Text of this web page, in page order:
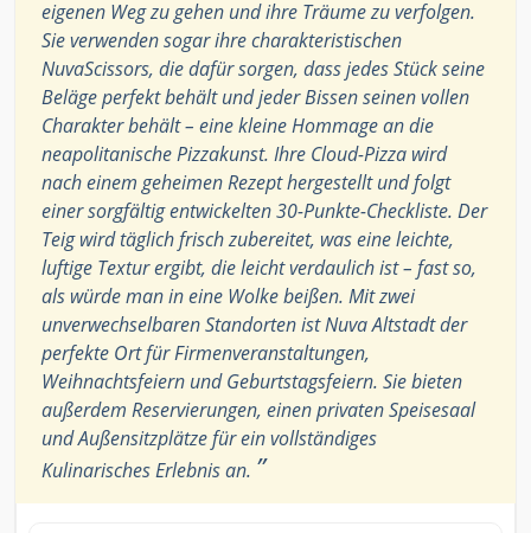
eigenen Weg zu gehen und ihre Träume zu verfolgen.
Sie verwenden sogar ihre charakteristischen
NuvaScissors, die dafür sorgen, dass jedes Stück seine
Beläge perfekt behält und jeder Bissen seinen vollen
Charakter behält – eine kleine Hommage an die
neapolitanische Pizzakunst. Ihre Cloud-Pizza wird
nach einem geheimen Rezept hergestellt und folgt
einer sorgfältig entwickelten 30-Punkte-Checkliste. Der
Teig wird täglich frisch zubereitet, was eine leichte,
luftige Textur ergibt, die leicht verdaulich ist – fast so,
als würde man in eine Wolke beißen. Mit zwei
unverwechselbaren Standorten ist Nuva Altstadt der
perfekte Ort für Firmenveranstaltungen,
Weihnachtsfeiern und Geburtstagsfeiern. Sie bieten
außerdem Reservierungen, einen privaten Speisesaal
und Außensitzplätze für ein vollständiges
Kulinarisches Erlebnis an. ”